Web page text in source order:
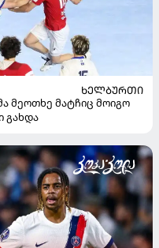
ᲮᲔᲚᲑᲣᲠᲗᲘ
მეოთხე მატჩიც მოიგო
გახდა